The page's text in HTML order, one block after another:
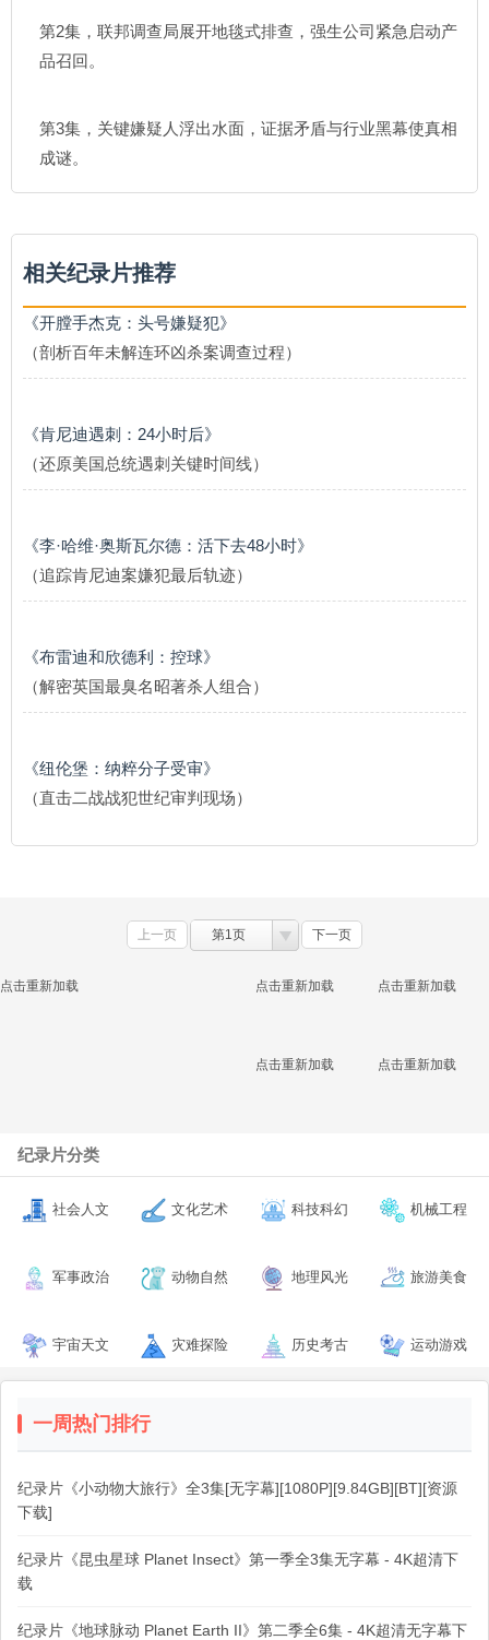
第2集，联邦调查局展开地毯式排查，强生公司紧急启动产
品召回。
第3集，关键嫌疑人浮出水面，证据矛盾与行业黑幕使真相
成谜。
相关纪录片推荐
《开膛手杰克：头号嫌疑犯》
（剖析百年未解连环凶杀案调查过程）
《肯尼迪遇刺：24小时后》
（还原美国总统遇刺关键时间线）
《李·哈维·奥斯瓦尔德：活下去48小时》
（追踪肯尼迪案嫌犯最后轨迹）
《布雷迪和欣德利：控球》
（解密英国最臭名昭著杀人组合）
《纽伦堡：纳粹分子受审》
（直击二战战犯世纪审判现场）
上一页 第1页 下一页
点击重新加载 点击重新加载 点击重新加载
点击重新加载 点击重新加载
纪录片分类
社会人文 文化艺术 科技科幻 机械工程
军事政治 动物自然 地理风光 旅游美食
宇宙天文 灾难探险 历史考古 运动游戏
一周热门排行
纪录片《小动物大旅行》全3集[无字幕][1080P][9.84GB][BT][资源
下载]
纪录片《昆虫星球 Planet Insect》第一季全3集无字幕 - 4K超清下
载
纪录片《地球脉动 Planet Earth II》第二季全6集 - 4K超清无字幕下